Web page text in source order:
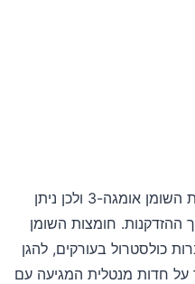
דג סלמון הינו מקור מצוין לחומצות השומן אומגה-3 ולכן ניתן
ההזדקנות. חומצות השומן
כולסטרול בעורקים, להגן
חדות מנטלית המגיעה עם